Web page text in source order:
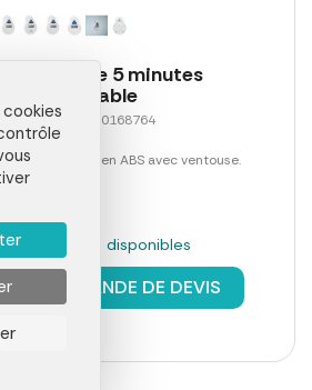
de douche 5 minutes
personnalisable
00010LAB0168764
de 5 minutes en ABS avec ventouse.
2874 pièces disponibles
€ DEMANDE DE DEVIS